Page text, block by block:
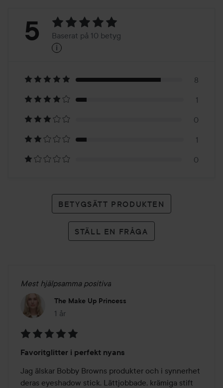
Betyg:
Baserat
på
10
betyg
5 Baserat på 10 betyg
i
8
1
0
1
0
BETYGSÄTT PRODUKTEN
STÄLL EN FRÅGA
Mest hjälpsamma positiva
The Make Up Princess
1 år
Inlägget skapades 1 år
5
av
5
Favoritglitter i perfekt nyans
Jag älskar Bobby Browns produkter och i synnerhet
deras eyeshadow stick. Lättjobbade, krämiga stift